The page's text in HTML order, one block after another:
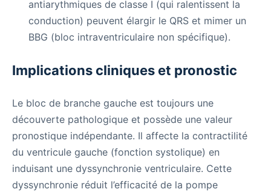
antiarythmiques de classe I (qui ralentissent la
conduction) peuvent élargir le QRS et mimer un
BBG (bloc intraventriculaire non spécifique).
Implications cliniques et pronostic
Le bloc de branche gauche est toujours une
découverte pathologique et possède une valeur
pronostique indépendante. Il affecte la contractilité
du ventricule gauche (fonction systolique) en
induisant une dyssynchronie ventriculaire. Cette
dyssynchronie réduit l’efficacité de la pompe